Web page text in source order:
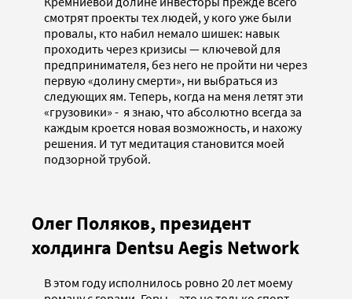
смотрят проекты тех людей, у кого уже были
провалы, кто набил немало шишек: навык
проходить через кризисы — ключевой для
предпринимателя, без него не пройти ни через
первую «долину смерти», ни выбраться из
следующих ям. Теперь, когда на меня летят эти
«грузовики» - я знаю, что абсолютно всегда за
каждым кроется новая возможность, и нахожу
решения. И тут медитация становится моей
подзорной трубой.
Олег Поляков, президент
холдинга Dentsu Aegis Network
В этом году исполнилось ровно 20 лет моему